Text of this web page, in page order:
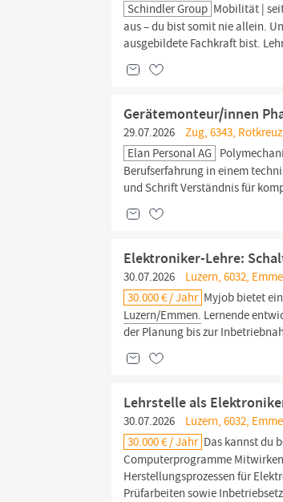
Schindler Group Mobilität |
aus – du bist somit nie allein.
ausgebildete Fachkraft bist.
Gerätemonteur/innen
29.07.2026
Zug, 6343, Rotkreuz
Elan Personal AG
Berufserfahrung in einem
und Schrift Verständnis für
Elektroniker-Lehre:
30.07.2026
Luzern, 6032,
30.000 € / Jahr Myjob bietet
Luzern/Emmen. Lernende
der Planung bis zur
Lehrstelle als
30.07.2026
Luzern, 6032,
30.000 € / Jahr Das kannst du
Computerprogramme
Herstellungsprozessen für
Prüfarbeiten sowie